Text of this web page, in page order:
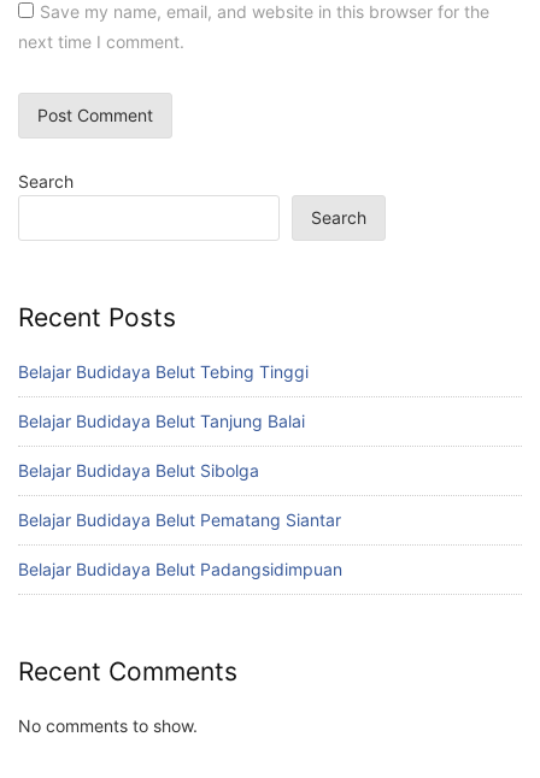
Save my name, email, and website in this browser for the
next time I comment.
Search
Search
Recent Posts
Belajar Budidaya Belut Tebing Tinggi
Belajar Budidaya Belut Tanjung Balai
Belajar Budidaya Belut Sibolga
Belajar Budidaya Belut Pematang Siantar
Belajar Budidaya Belut Padangsidimpuan
Recent Comments
No comments to show.